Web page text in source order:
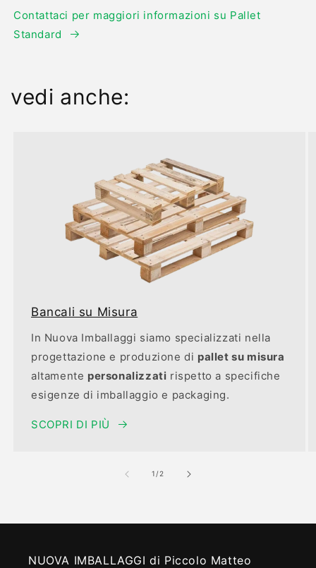
Contattaci per maggiori informazioni su Pallet
Standard
vedi anche:
Bancali su Misura
In Nuova Imballaggi siamo specializzati nella
progettazione e produzione di pallet su misura
altamente personalizzati rispetto a specifiche
esigenze di imballaggio e packaging.
SCOPRI DI PIÙ
1 /su
2
NUOVA IMBALLAGGI di Piccolo Matteo